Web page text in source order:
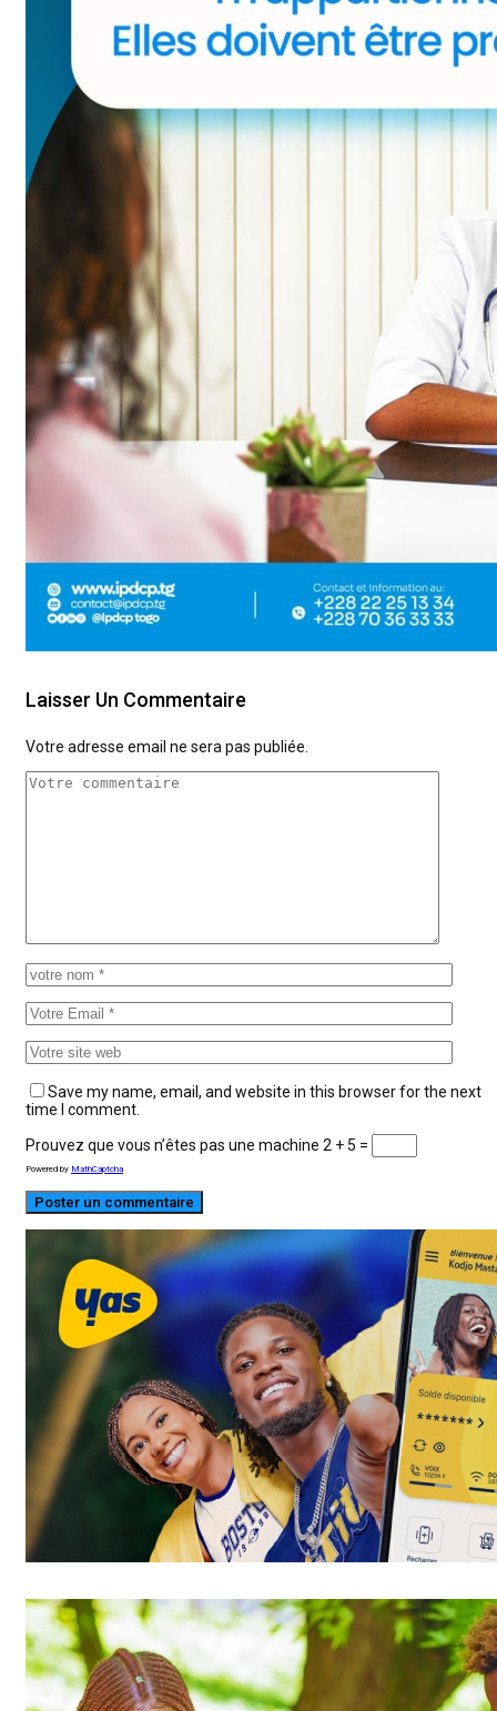
Laisser Un Commentaire
Votre adresse email ne sera pas publiée.
Save my name, email, and website in this browser for the next
time I comment.
Prouvez que vous n’êtes pas une machine 2 + 5 =
Powered by MathCaptcha